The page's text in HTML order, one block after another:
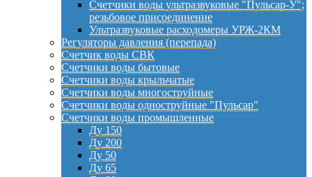
Счетчики воды ультразвуковые "Пульсар-У";
резьбовое присоединение
Ультразвуковые расходомеры УРЖ-2КМ
Регуляторы давления (перепада)
Счетчик воды СВК
Счетчики воды бытовые
Счетчики воды крыльчатые
Счетчики воды многоструйные
Счетчики воды одноструйные "Пульсар"
Счетчики воды промышленные
Ду 150
Ду 200
Ду 50
Ду 65